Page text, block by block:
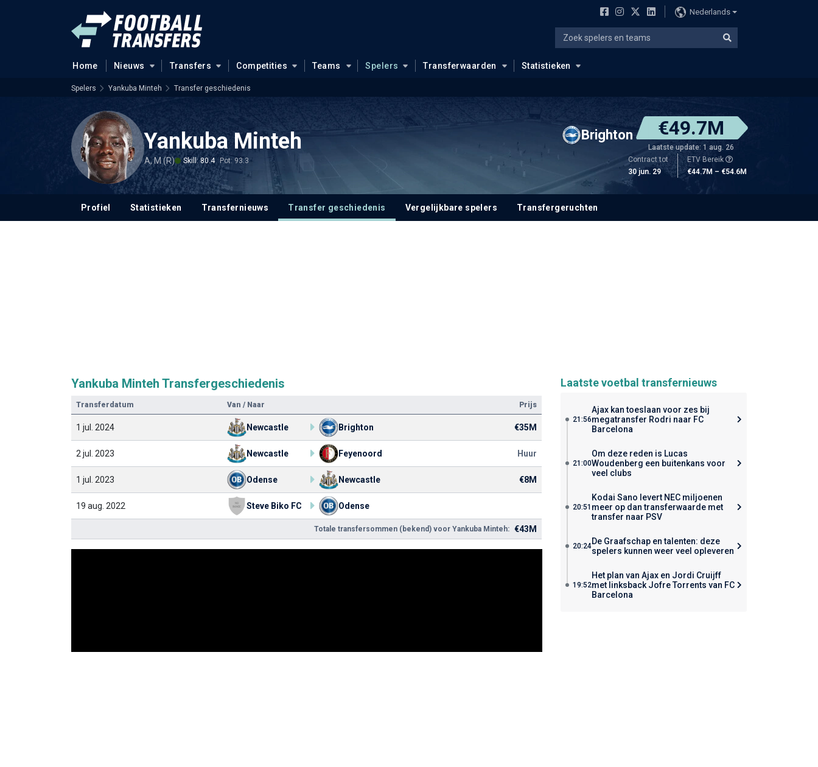
Nederlands
Home Nieuws Transfers Competities Teams Spelers Transferwaarden Statistieken
Spelers Yankuba Minteh Transfer geschiedenis
Yankuba Minteh
A, M (R) Skill: 80.4 Pot: 93.3
Brighton €49.7M
Laatste update: 1 aug. 26
Contract tot
30 jun. 29
ETV Bereik
€44.7M – €54.6M
Profiel Statistieken Transfernieuws Transfer geschiedenis Vergelijkbare spelers Transfergeruchten
Yankuba Minteh Transfergeschiedenis
Transferdatum Van / Naar Prijs
1 jul. 2024 Newcastle Brighton €35M
2 jul. 2023 Newcastle Feyenoord Huur
1 jul. 2023 Odense Newcastle €8M
19 aug. 2022 Steve Biko FC Odense
Totale transfersommen (bekend) voor Yankuba Minteh: €43M
Laatste voetbal transfernieuws
21:56
Ajax kan toeslaan voor zes bij
megatransfer Rodri naar FC
Barcelona
21:00
Om deze reden is Lucas
Woudenberg een buitenkans voor
veel clubs
20:51
Kodai Sano levert NEC miljoenen
meer op dan transferwaarde met
transfer naar PSV
20:24De Graafschap en talenten: deze
spelers kunnen weer veel opleveren
19:52
Het plan van Ajax en Jordi Cruijff
met linksback Jofre Torrents van FC
Barcelona